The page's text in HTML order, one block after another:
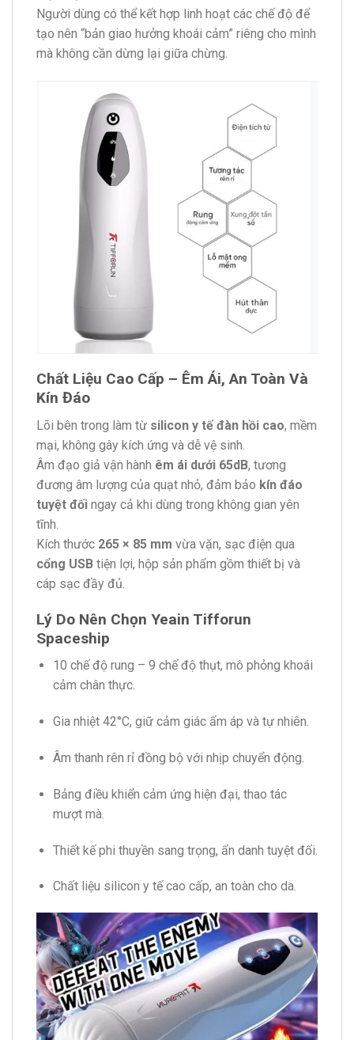
Người dùng có thể kết hợp linh hoạt các chế độ để
tạo nên “bản giao hưởng khoái cảm” riêng cho mình
mà không cần dừng lại giữa chừng.
Chất Liệu Cao Cấp – Êm Ái, An Toàn Và
Kín Đáo
Lõi bên trong làm từ silicon y tế đàn hồi cao, mềm
mại, không gây kích ứng và dễ vệ sinh.
Âm đạo giả vận hành êm ái dưới 65dB, tương
đương âm lượng của quạt nhỏ, đảm bảo kín đáo
tuyệt đối ngay cả khi dùng trong không gian yên
tĩnh.
Kích thước 265 × 85 mm vừa vặn, sạc điện qua
cổng USB tiện lợi, hộp sản phẩm gồm thiết bị và
cáp sạc đầy đủ.
Lý Do Nên Chọn Yeain Tifforun
Spaceship
10 chế độ rung – 9 chế độ thụt, mô phỏng khoái
cảm chân thực.
Gia nhiệt 42°C, giữ cảm giác ấm áp và tự nhiên.
Âm thanh rên rỉ đồng bộ với nhịp chuyển động.
Bảng điều khiển cảm ứng hiện đại, thao tác
mượt mà.
Thiết kế phi thuyền sang trọng, ẩn danh tuyệt đối.
Chất liệu silicon y tế cao cấp, an toàn cho da.